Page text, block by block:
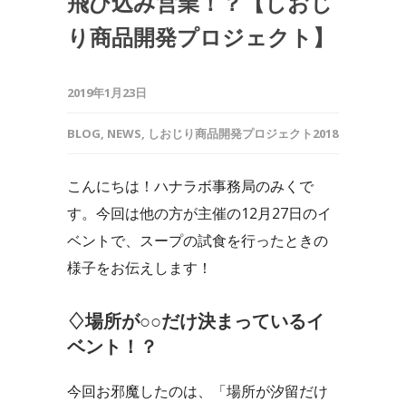
り商品開発プロジェクト】
2019年1月23日
BLOG, NEWS, しおじり商品開発プロジェクト2018
こんにちは！ハナラボ事務局のみくで
す。今回は他の方が主催の12月27日のイ
ベントで、スープの試食を行ったときの
様子をお伝えします！
♢場所が○○だけ決まっているイ
ベント！？
今回お邪魔したのは、「場所が汐留だけ